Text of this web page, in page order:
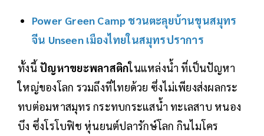
Power Green Camp ชวนตะลุยบ้านขุนสมุทร
จีน Unseen เมืองไทยในสมุทรปราการ
ทั้งนี้ ปัญหาขยะพลาสติกในแหล่งน้ำ ที่เป็นปัญหา
ใหญ่ของโลก รวมถึงที่ไทยด้วย ซึ่งไม่เพียงส่งผลกระ
ทบต่อมหาสมุทร กระทบกระแสน้ำ ทะเลสาบ หนอง
บึง ซึ่งโรโบฟิช หุ่นยนต์ปลารักษ์โลก กินไมโคร